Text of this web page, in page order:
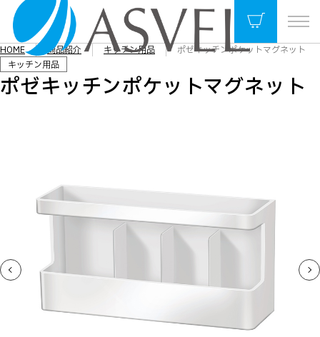
HOME 商品紹介 キッチン用品
ポゼキッチンポケットマグネット
キッチン用品
ポゼキッチンポケットマグネット